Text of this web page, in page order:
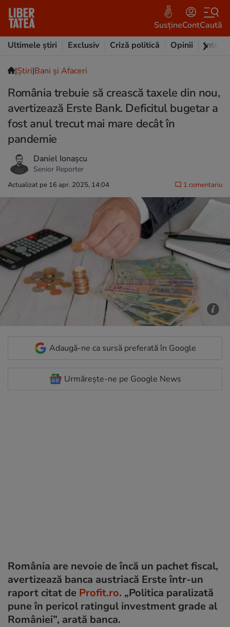
SusțineContCaută
Ultimele știri
Exclusiv Criză politică Opinii
|Ştiri|Bani și Afaceri
România trebuie să crească taxele din nou,
avertizează Erste Bank. Deficitul bugetar a
fost anul trecut mai mare decât în
pandemie
Daniel Ionașcu
Senior Reporter
Actualizat pe 16 apr. 2025, 14:04 1 comentariu
Adaugă-ne ca sursă preferată în Google
Urmărește-ne pe Google News
România are nevoie de încă un pachet fiscal,
avertizează banca austriacă Erste într-un
raport citat de Profit.ro. „Politica paralizată
pune în pericol ratingul investment grade al
României”, arată banca.